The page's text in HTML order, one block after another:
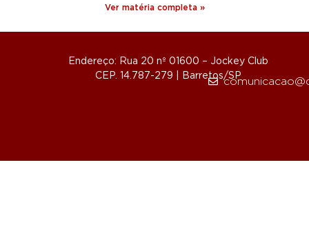
Ver matéria completa »
Endereço: Rua 20 nº 01600 – Jockey Club
CEP. 14.787-279 | Barretos/SP